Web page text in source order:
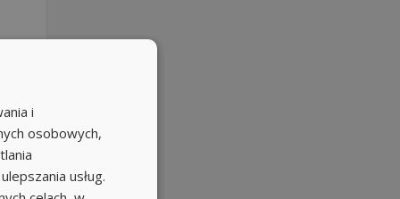
i
osobowych,
usług.